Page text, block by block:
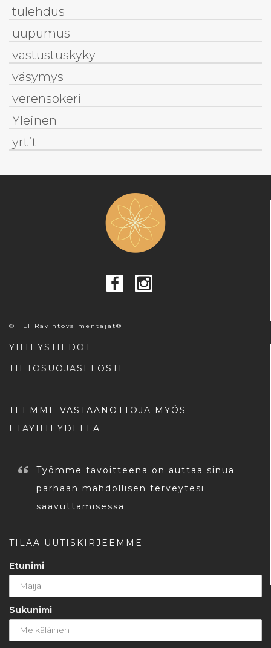
tulehdus
uupumus
vastustuskyky
väsymys
verensokeri
Yleinen
yrtit
© FLT Ravintovalmentajat®
YHTEYSTIEDOT
TIETOSUOJASELOSTE
TEEMME VASTAANOTTOJA MYÖS
ETÄYHTEYDELLÄ
Työmme tavoitteena on auttaa sinua
parhaan mahdollisen terveytesi
saavuttamisessa
TILAA UUTISKIRJEEMME
Etunimi
Sukunimi